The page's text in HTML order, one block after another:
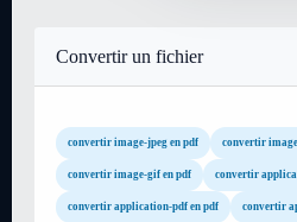
Convertir un fichier
convertir image-jpeg en pdf convertir
convertir image-gif en pdf convertir
convertir application-pdf en pdf convertir